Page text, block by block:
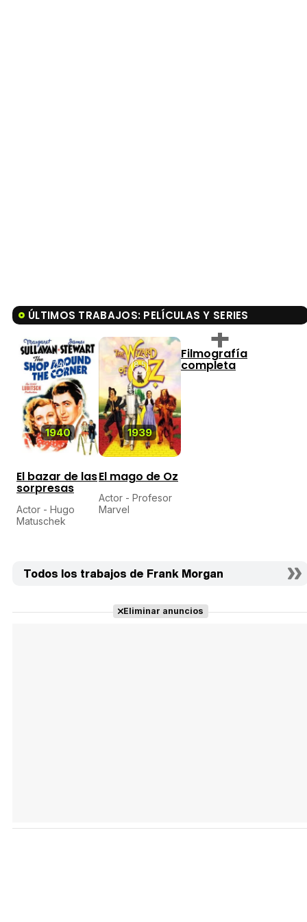
ÚLTIMOS TRABAJOS: PELÍCULAS Y SERIES
1940
7,4
El bazar de las
sorpresas
Actor - Hugo
Matuschek
1939
8,5
El mago de Oz
Actor - Profesor
Marvel
Filmografía
completa
Todos los trabajos de Frank Morgan
Eliminar anuncios